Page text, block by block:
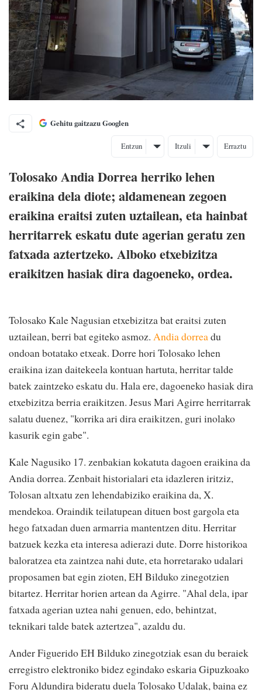
Gehitu gaitzazu Googlen
Entzun Itzuli Erraztu
Tolosako Andia Dorrea herriko lehen
eraikina dela diote; aldamenean zegoen
eraikina eraitsi zuten uztailean, eta hainbat
herritarrek eskatu dute agerian geratu zen
fatxada aztertzeko. Alboko etxebizitza
eraikitzen hasiak dira dagoeneko, ordea.
Tolosako Kale Nagusian etxebizitza bat eraitsi zuten
uztailean, berri bat egiteko asmoz. Andia dorreadu
ondoan botatako etxeak. Dorre hori Tolosako lehen
eraikina izan daitekeela kontuan hartuta, herritar talde
batek zaintzeko eskatu du. Hala ere, dagoeneko hasiak dira
etxebizitza berria eraikitzen. Jesus Mari Agirre herritarrak
salatu duenez, "korrika ari dira eraikitzen, guri inolako
kasurik egin gabe".
Kale Nagusiko 17. zenbakian kokatuta dagoen eraikina da
Andia dorrea. Zenbait historialari eta idazleren iritziz,
Tolosan altxatu zen lehendabiziko eraikina da, X.
mendekoa. Oraindik teilatupean dituen bost gargola eta
hego fatxadan duen armarria mantentzen ditu. Herritar
batzuek kezka eta interesa adierazi dute. Dorre historikoa
baloratzea eta zaintzea nahi dute, eta horretarako udalari
proposamen bat egin zioten, EH Bilduko zinegotzien
bitartez. Herritar horien artean da Agirre. "Ahal dela, ipar
fatxada agerian uztea nahi genuen, edo, behintzat,
teknikari talde batek aztertzea", azaldu du.
Ander Figuerido EH Bilduko zinegotziak esan du beraiek
erregistro elektroniko bidez egindako eskaria Gipuzkoako
Foru Aldundira bideratu duela Tolosako Udalak, baina ez